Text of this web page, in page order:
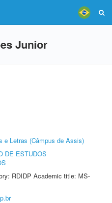
Junior
e Letras (Câmpus de Assis)
DE ESTUDOS
RDIDP Academic title: MS-